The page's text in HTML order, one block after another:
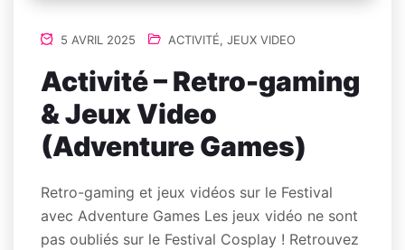
5 AVRIL 2025 ACTIVITÉ, JEUX VIDEO
Activité – Retro-gaming
& Jeux Video
(Adventure Games)
Retro-gaming et jeux vidéos sur le Festival
avec Adventure Games Les jeux vidéo ne sont
pas oubliés sur le Festival Cosplay ! Retrouvez